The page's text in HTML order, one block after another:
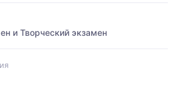
и Творческий экзамен